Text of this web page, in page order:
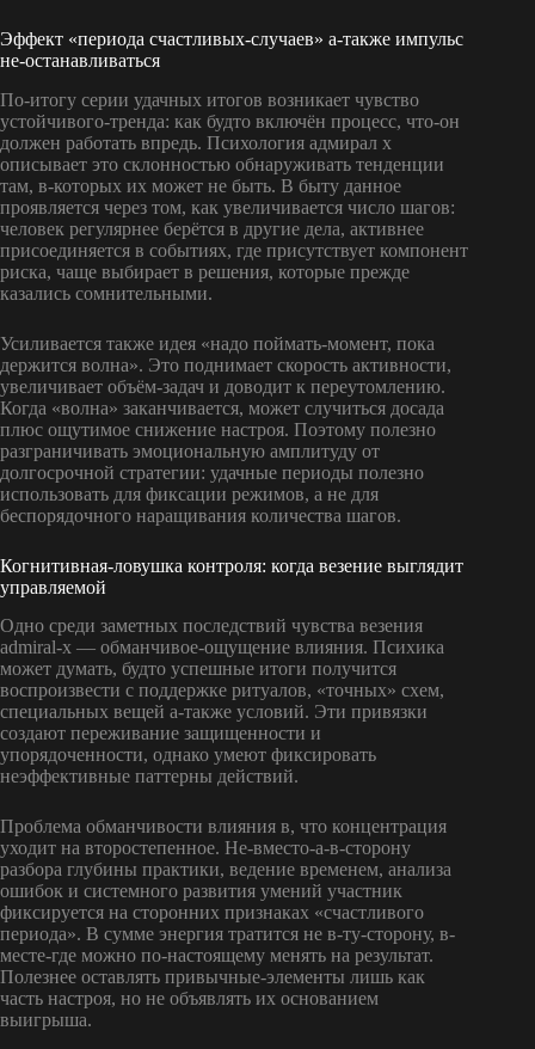
Эффект «периода счастливых-случаев» а-также импульс
не-останавливаться
По-итогу серии удачных итогов возникает чувство
устойчивого-тренда: как будто включён процесс, что-он
должен работать впредь. Психология адмирал х
описывает это склонностью обнаруживать тенденции
там, в-которых их может не быть. В быту данное
проявляется через том, как увеличивается число шагов:
человек регулярнее берётся в другие дела, активнее
присоединяется в событиях, где присутствует компонент
риска, чаще выбирает в решения, которые прежде
казались сомнительными.
Усиливается также идея «надо поймать-момент, пока
держится волна». Это поднимает скорость активности,
увеличивает объём-задач и доводит к переутомлению.
Когда «волна» заканчивается, может случиться досада
плюс ощутимое снижение настроя. Поэтому полезно
разграничивать эмоциональную амплитуду от
долгосрочной стратегии: удачные периоды полезно
использовать для фиксации режимов, а не для
беспорядочного наращивания количества шагов.
Когнитивная-ловушка контроля: когда везение выглядит
управляемой
Одно среди заметных последствий чувства везения
admiral-x — обманчивое-ощущение влияния. Психика
может думать, будто успешные итоги получится
воспроизвести с поддержке ритуалов, «точных» схем,
специальных вещей а-также условий. Эти привязки
создают переживание защищенности и
упорядоченности, однако умеют фиксировать
неэффективные паттерны действий.
Проблема обманчивости влияния в, что концентрация
уходит на второстепенное. Не-вместо-а-в-сторону
разбора глубины практики, ведение временем, анализа
ошибок и системного развития умений участник
фиксируется на сторонних признаках «счастливого
периода». В сумме энергия тратится не в-ту-сторону, в-
месте-где можно по-настоящему менять на результат.
Полезнее оставлять привычные-элементы лишь как
часть настроя, но не объявлять их основанием
выигрыша.